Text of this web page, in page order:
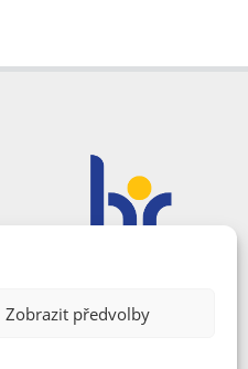
Zobrazit předvolby